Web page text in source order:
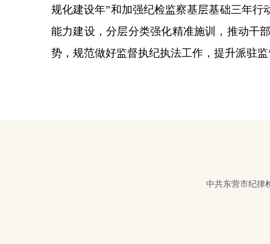
规化建设年”和加强纪检监察基层基础三年
能力建设，分层分类强化精准施训，推动干
势，规范做好监督执纪执法工作，提升派驻
中共东营市纪